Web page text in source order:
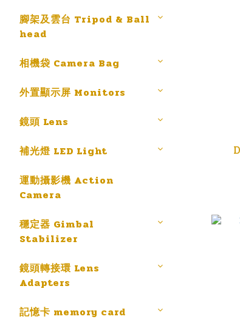
腳架及雲台 Tripod & Ball
head
相機袋 Camera Bag
外置顯示屏 Monitors
鏡頭 Lens
補光燈 LED Light
運動攝影機 Action
Camera
穩定器 Gimbal
Stabilizer
鏡頭轉接環 Lens
Adapters
記憶卡 memory card